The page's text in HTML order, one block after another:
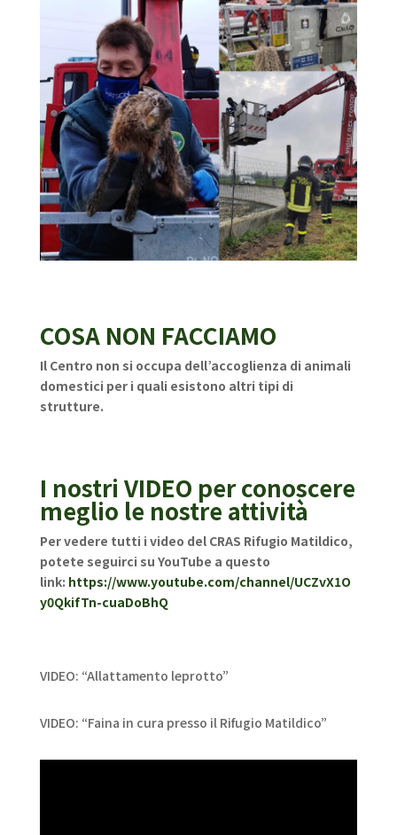
COSA NON FACCIAMO
Il Centro non si occupa dell’accoglienza di animali
domestici per i quali esistono altri tipi di
strutture.
I nostri VIDEO per conoscere
meglio le nostre attività
Per vedere tutti i video del CRAS Rifugio Matildico,
potete seguirci su YouTube a questo
link: https://www.youtube.com/channel/UCZvX1O
y0QkifTn-cuaDoBhQ
VIDEO: “Allattamento leprotto”
VIDEO: “Faina in cura presso il Rifugio Matildico”